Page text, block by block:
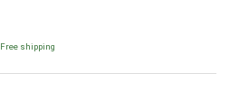
Free shipping